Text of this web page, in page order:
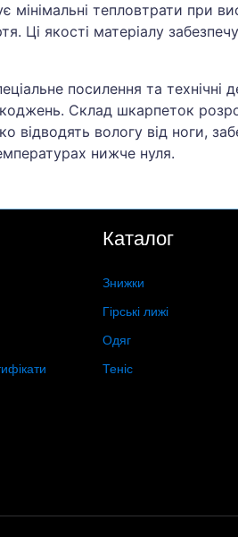
мінімальні тепловтрати при
Ці якості матеріалу
посилення та технічні
Склад шкарпеток
відводять вологу від ноги,
нижче нуля.
Каталог
Знижки
Гірські лижі
Одяг
Теніс